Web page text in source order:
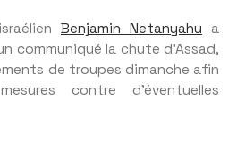
Benjamin Netanyahu a
communiqué la chute d’Assad,
de troupes dimanche afin
contre d’éventuelles